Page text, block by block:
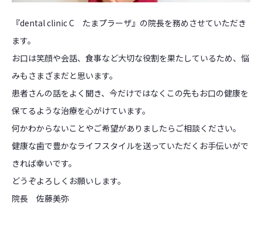
『dental clinic C たまプラーザ』の院長を務めさせていただき
ます。
お口は笑顔や会話、食事など大切な役割を果たしているため、悩
みもさまざまだと思います。
患者さんの話をよく聞き、今だけではなくこの先もお口の健康を
保てるような治療を心がけています。
何かわからないことやご希望がありましたらご相談ください。
健康な歯で豊かなライフスタイルを送っていただくお手伝いがで
きれば幸いです。
どうぞよろしくお願いします。
院長 佐藤美弥